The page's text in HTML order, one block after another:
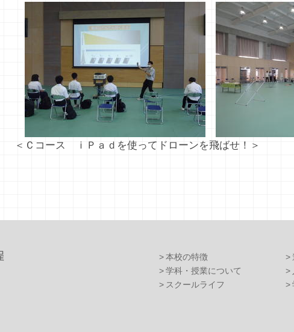
＜Ｃコース ｉＰａｄを使ってドローンを飛ばせ！＞
本校の特徴
学科・授業について
スクールライフ